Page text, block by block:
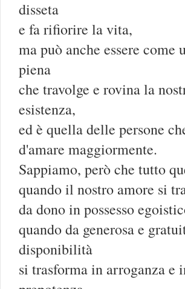
disseta
e fa rifiorire la vita,
ma può anche essere come
piena
che travolge e rovina la
esistenza,
ed è quella delle persone
d'amare maggiormente.
Sappiamo, però che tutto
quando il nostro amore si
da dono in possesso
quando da generosa e
disponibilità
si trasforma in arroganza e